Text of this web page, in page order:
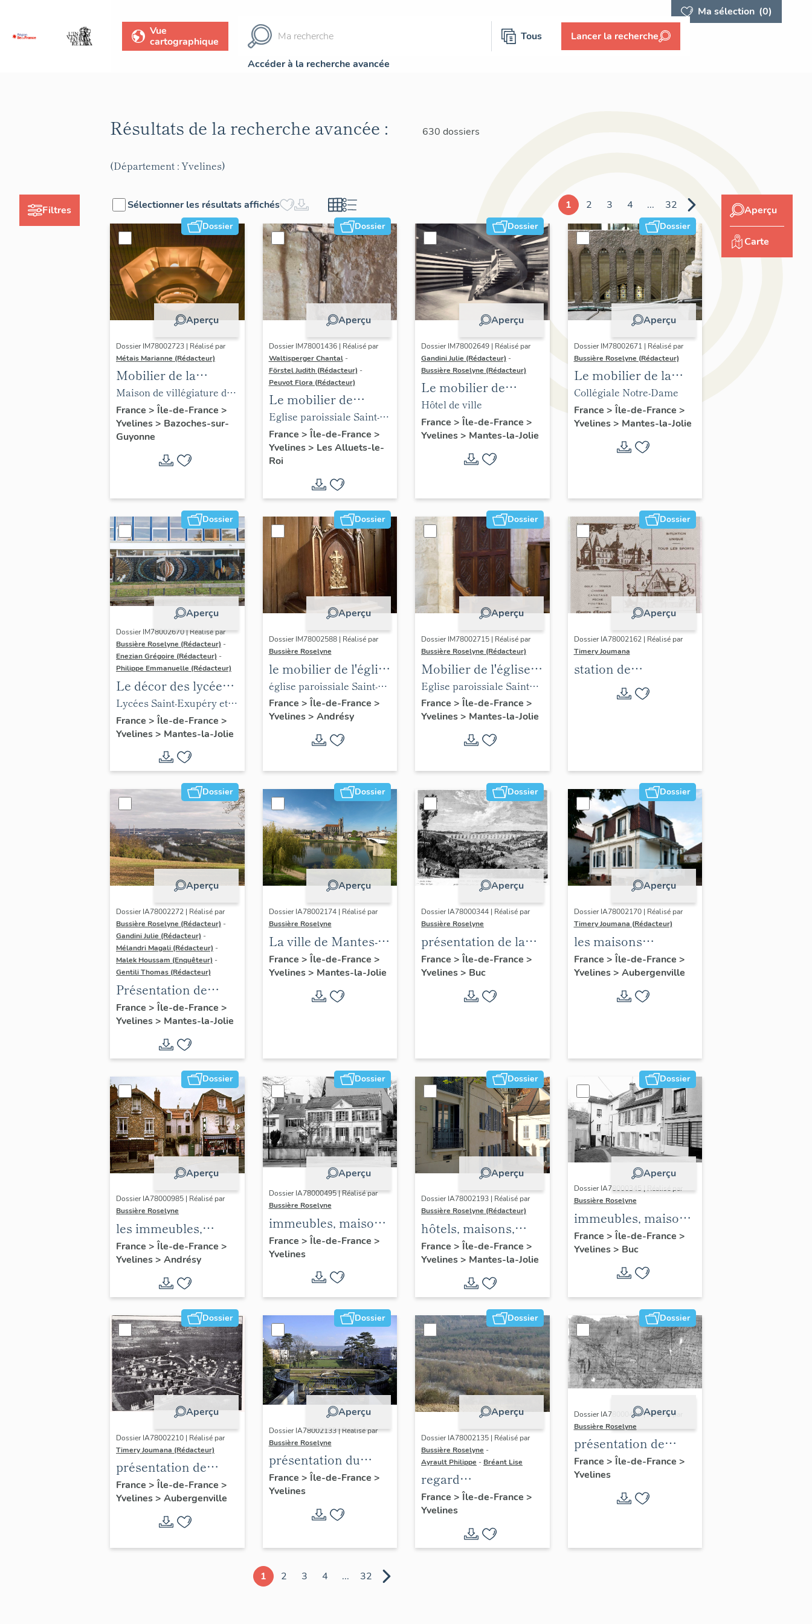
Ma sélection (0)
Vue
cartographique
Tous Lancer la recherche
Accéder à la recherche avancée
Filtres
Résultats de la recherche avancée : 630 dossiers
(Département : Yvelines)
Sélectionner les résultats affichés 1 2 3 4 ... 32
Dossier
Aperçu
Dossier IM78002723 | Réalisé par
Métais Marianne (Rédacteur)
Mobilier de la
maison Louis Carré
Maison de villégiature dite
maison Louis Carré
France > Île-de-France >
Yvelines> Bazoches-sur-
Guyonne
Dossier
Aperçu
Dossier IM78001436 | Réalisé par
Waltisperger Chantal -
Förstel Judith (Rédacteur) -
Peuvot Flora (Rédacteur)
Le mobilier de
l'église paroissiale
Saint-Nicolas
Eglise paroissiale Saint-
Nicolas
France > Île-de-France >
Yvelines> Les Alluets-le-
Roi
Dossier
Aperçu
Dossier IM78002649 | Réalisé par
Gandini Julie (Rédacteur) -
Bussière Roselyne (Rédacteur)
Le mobilier de
l'hôtel de ville
Hôtel de ville
France > Île-de-France >
Yvelines> Mantes-la-Jolie
Dossier
Aperçu
Dossier IM78002671 | Réalisé par
Bussière Roselyne (Rédacteur)
Le mobilier de la
collégiale
Collégiale Notre-Dame
France > Île-de-France >
Yvelines> Mantes-la-Jolie
Dossier
Aperçu
Dossier IM78002670 | Réalisé par
Bussière Roselyne (Rédacteur) -
Enezian Grégoire (Rédacteur) -
Philippe Emmanuelle (Rédacteur)
Le décor des lycées
de Mantes
Lycées Saint-Exupéry et
Jean Rostand
France > Île-de-France >
Yvelines> Mantes-la-Jolie
Dossier
Aperçu
Dossier IM78002588 | Réalisé par
Bussière Roselyne
le mobilier de l'église
Saint-Germain-de-
Paris (liste
supplémentaire)
église paroissiale Saint-
Germain
France > Île-de-France >
Yvelines> Andrésy
Dossier
Aperçu
Dossier IM78002715 | Réalisé par
Bussière Roselyne (Rédacteur)
Mobilier de l'église
Sainte-Anne de
Gassicourt
Eglise paroissiale Sainte-
Anne
France > Île-de-France >
Yvelines> Mantes-la-Jolie
Dossier
Aperçu
Dossier IA78002162 | Réalisé par
Timery Joumana
station de
villégiature
d'Elisabethville
Dossier
Aperçu
Dossier IA78002272 | Réalisé par
Bussière Roselyne (Rédacteur) -
Gandini Julie (Rédacteur) -
Mélandri Magali (Rédacteur) -
Malek Houssam (Enquêteur) -
Gentili Thomas (Rédacteur)
Présentation de
l'étude
France > Île-de-France >
Yvelines> Mantes-la-Jolie
Dossier
Aperçu
Dossier IA78002174 | Réalisé par
Bussière Roselyne
La ville de Mantes-la-
Jolie
France > Île-de-France >
Yvelines> Mantes-la-Jolie
Dossier
Aperçu
Dossier IA78000344 | Réalisé par
Bussière Roselyne
présentation de la
commune de Buc
France > Île-de-France >
Yvelines> Buc
Dossier
Aperçu
Dossier IA78002170 | Réalisé par
Timery Joumana (Rédacteur)
les maisons
d'Elisabethville
France > Île-de-France >
Yvelines> Aubergenville
Dossier
Aperçu
Dossier IA78000985 | Réalisé par
Bussière Roselyne
les immeubles,
maisons et fermes
du canton d'Andrésy
France > Île-de-France >
Yvelines> Andrésy
Dossier
Aperçu
Dossier IA78000495 | Réalisé par
Bussière Roselyne
immeubles, maisons,
fermes
France > Île-de-France >
Yvelines
Dossier
Aperçu
Dossier IA78002193 | Réalisé par
Bussière Roselyne (Rédacteur)
hôtels, maisons,
immeubles
France > Île-de-France >
Yvelines> Mantes-la-Jolie
Dossier
Aperçu
Dossier IA78000345 | Réalisé par
Bussière Roselyne
immeubles, maisons,
fermes
France > Île-de-France >
Yvelines> Buc
Dossier
Aperçu
Dossier IA78002210 | Réalisé par
Timery Joumana (Rédacteur)
présentation de
l'étude
d'Elisabethville
France > Île-de-France >
Yvelines> Aubergenville
Dossier
Aperçu
Dossier IA78002133 | Réalisé par
Bussière Roselyne
présentation du
diagnostic
patrimonial, urbain
et paysager de Seine-
France > Île-de-France >
Yvelines
Dossier
Aperçu
Dossier IA78002135 | Réalisé par
Bussière Roselyne -
Ayrault Philippe - Bréant Lise
regard
photographique sur
le territoire de Seine-
France > Île-de-France >
Yvelines
Dossier
Aperçu
Dossier IA78000496 | Réalisé par
Bussière Roselyne
présentation de
l'étude du
patrimoine de l'aire
d'étude Versailles
périphérie sud
France > Île-de-France >
Yvelines
1 2 3 4 ... 32
Aperçu
Carte